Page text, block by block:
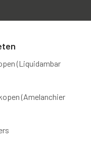
(Liquidambar
(Amelanchier